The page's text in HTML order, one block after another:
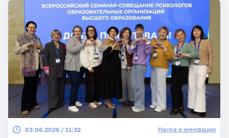
03.06.2026 / 11:32 Наука и инновации